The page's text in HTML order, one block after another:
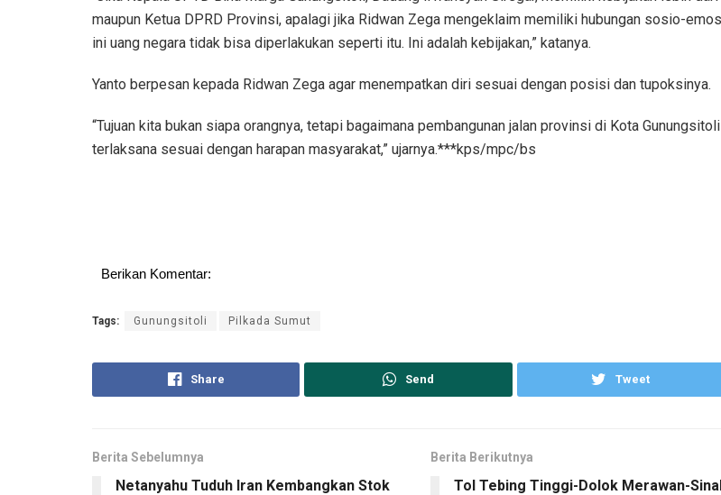
maupun Ketua DPRD Provinsi, apalagi jika Ridwan Zega mengeklaim memiliki hubungan sosio-
ini uang negara tidak bisa diperlakukan seperti itu. Ini adalah kebijakan,” katanya.
Yanto berpesan kepada Ridwan Zega agar menempatkan diri sesuai dengan posisi dan tupoksinya.
“Tujuan kita bukan siapa orangnya, tetapi bagaimana pembangunan jalan provinsi di Kota
terlaksana sesuai dengan harapan masyarakat,” ujarnya.***kps/mpc/bs
Berikan Komentar:
Tags: Gunungsitoli Pilkada Sumut
Share Send Tweet
Berita Sebelumnya
Netanyahu Tuduh Iran Kembangkan Stok
Berita Berikutnya
Tol Tebing Tinggi-Dolok Merawan-